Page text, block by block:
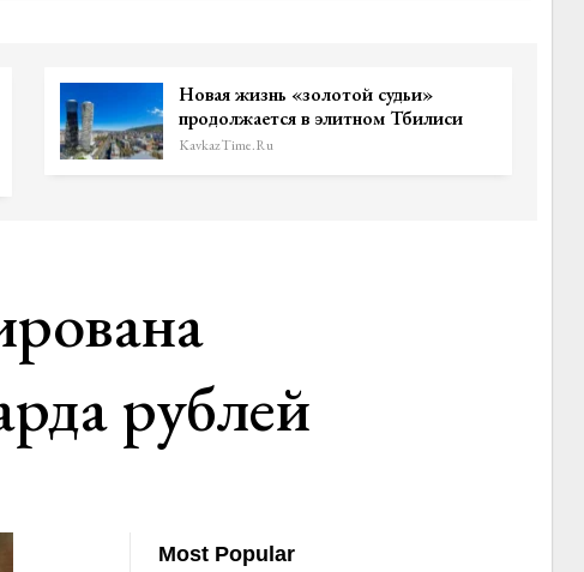
Новая жизнь «золотой судьи»
продолжается в элитном Тбилиси
KavkazTime.ru
рублей
Most Popular